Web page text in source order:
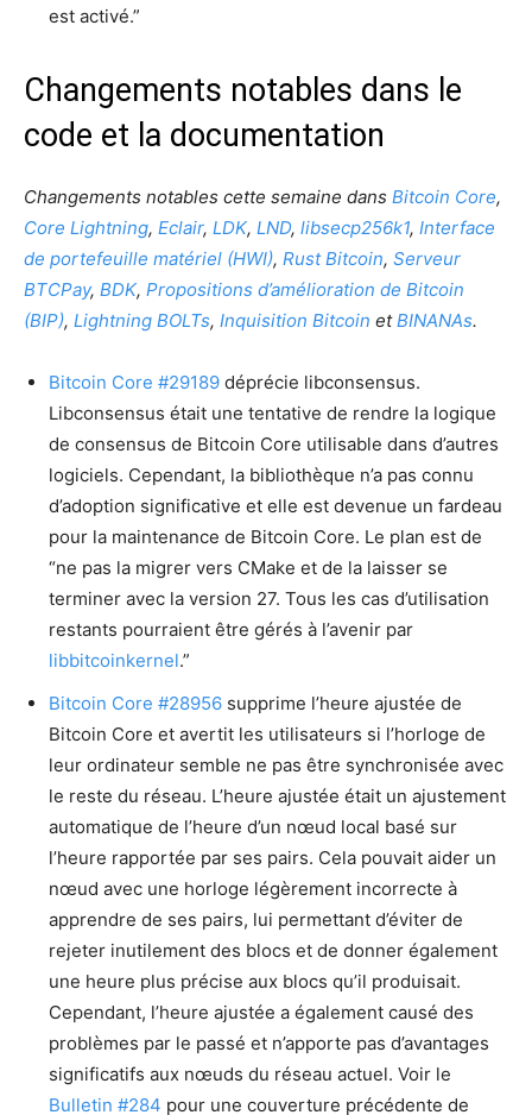
est activé.”
Changements notables dans le
code et la documentation
Changements notables cette semaine dans Bitcoin Core,
Core Lightning, Eclair, LDK, LND, libsecp256k1, Interface
de portefeuille matériel (HWI), Rust Bitcoin, Serveur
BTCPay, BDK, Propositions d’amélioration de Bitcoin
(BIP), Lightning BOLTs, Inquisition Bitcoin etBINANAs.
Bitcoin Core #29189 déprécie libconsensus.
Libconsensus était une tentative de rendre la logique
de consensus de Bitcoin Core utilisable dans d’autres
logiciels. Cependant, la bibliothèque n’a pas connu
d’adoption significative et elle est devenue un fardeau
pour la maintenance de Bitcoin Core. Le plan est de
“ne pas la migrer vers CMake et de la laisser se
terminer avec la version 27. Tous les cas d’utilisation
restants pourraient être gérés à l’avenir par
libbitcoinkernel.”
Bitcoin Core #28956 supprime l’heure ajustée de
Bitcoin Core et avertit les utilisateurs si l’horloge de
leur ordinateur semble ne pas être synchronisée avec
le reste du réseau. L’heure ajustée était un ajustement
automatique de l’heure d’un nœud local basé sur
l’heure rapportée par ses pairs. Cela pouvait aider un
nœud avec une horloge légèrement incorrecte à
apprendre de ses pairs, lui permettant d’éviter de
rejeter inutilement des blocs et de donner également
une heure plus précise aux blocs qu’il produisait.
Cependant, l’heure ajustée a également causé des
problèmes par le passé et n’apporte pas d’avantages
significatifs aux nœuds du réseau actuel. Voir le
Bulletin #284 pour une couverture précédente de